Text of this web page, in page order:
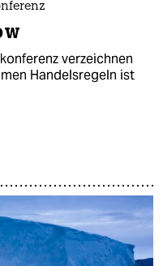
verzeichnen
Handelsregeln ist